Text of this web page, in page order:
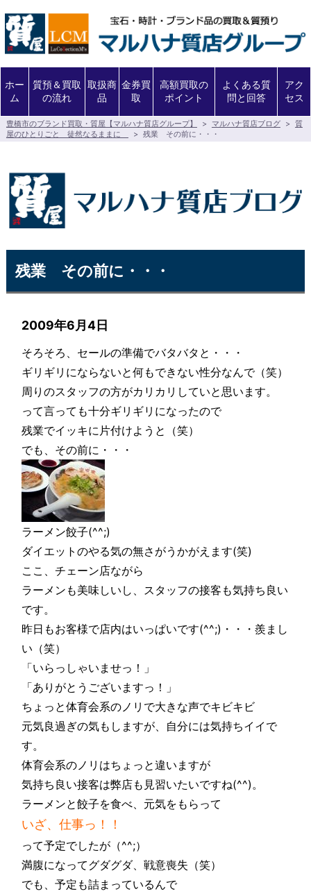
ホー
ム
質預＆買取
の流れ
取扱商
品
金券買
取
高額買取の
ポイント
よくある質
問と回答
アク
セス
豊橋市のブランド買取・質屋【マルハナ質店グループ】 > マルハナ質店ブログ > 質
屋のひとりごと 徒然なるままに
> 残業 その前に・・・
残業 その前に・・・
2009年6月4日
そろそろ、セールの準備でバタバタと・・・
ギリギリにならないと何もできない性分なんで（笑）
周りのスタッフの方がカリカリしていと思います。
って言っても十分ギリギリになったので
残業でイッキに片付けようと（笑）
でも、その前に・・・
ラーメン餃子(^^;)
ダイエットのやる気の無さがうかがえます(笑)
ここ、チェーン店ながら
ラーメンも美味しいし、スタッフの接客も気持ち良い
です。
昨日もお客様で店内はいっぱいです(^^;)・・・羨まし
い（笑）
「いらっしゃいませっ！」
「ありがとうございますっ！」
ちょっと体育会系のノリで大きな声でキビキビ
元気良過ぎの気もしますが、自分には気持ちイイで
す。
体育会系のノリはちょっと違いますが
気持ち良い接客は弊店も見習いたいですね(^^)。
ラーメンと餃子を食べ、元気をもらって
いざ、仕事っ！！
って予定でしたが（^^;）
満腹になってグダグダ、戦意喪失（笑）
でも、予定も詰まっているんで